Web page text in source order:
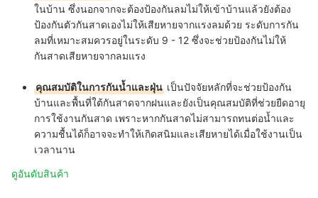
ในบ้าน ซึ่งนอกจากจะต้องป้องกันลมไม่ให้เข้าบ้านแล้วยังต้อง
ป้องกันตัวกันสาดเองไม่ให้เสียหายจากแรงลมด้วย ระดับการกัน
ลมที่เหมาะสมควรอยู่ในระดับ 9 - 12 ซึ่งจะช่วยป้องกันไม่ให้
กันสาดเสียหายจากลมแรง
คุณสมบัติในการกันน้ำและฝุ่น เป็นปัจจัยหลักที่จะช่วยป้องกัน
บ้านและพื้นที่ใต้กันสาดจากฝนและยังเป็นคุณสมบัติที่ช่วยยืดอายุ
การใช้งานกันสาด เพราะหากกันสาดไม่สามารถทนต่อน้ำและ
ความชื้นได้ก็อาจจะทำให้เกิดสนิมและเสียหายได้เมื่อใช้งานเป็น
เวลานาน
ดูอันดับสินค้า